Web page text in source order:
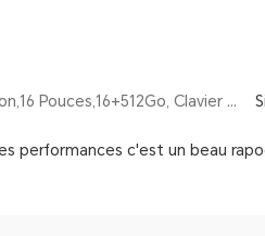
Par HONOR MagicBook X 16 2024 Intel® Core™ i5 de 12e génération,16 Pouces,16+512Go, Clavier AZERTY, Space Gray
performances c'est un beau